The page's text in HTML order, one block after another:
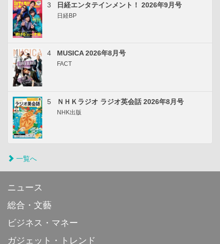
3 日経エンタテインメント！ 2026年9月号
日経BP
4 MUSICA 2026年8月号
FACT
5 ＮＨＫラジオ ラジオ英会話 2026年8月号
NHK出版
一覧へ
ニュース
総合・文藝
ビジネス・マネー
ガジェット・トレンド